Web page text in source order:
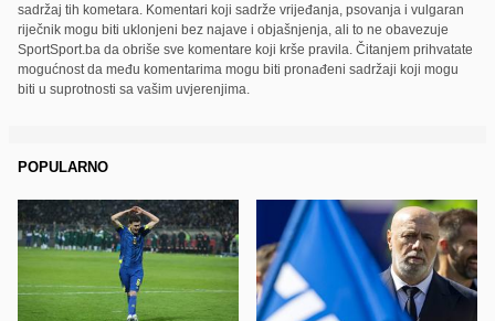
sadržaj tih kometara. Komentari koji sadrže vrijeđanja, psovanja i vulgaran
riječnik mogu biti uklonjeni bez najave i objašnjenja, ali to ne obavezuje
SportSport.ba da obriše sve komentare koji krše pravila. Čitanjem prihvatate
mogućnost da među komentarima mogu biti pronađeni sadržaji koji mogu
biti u suprotnosti sa vašim uvjerenjima.
POPULARNO